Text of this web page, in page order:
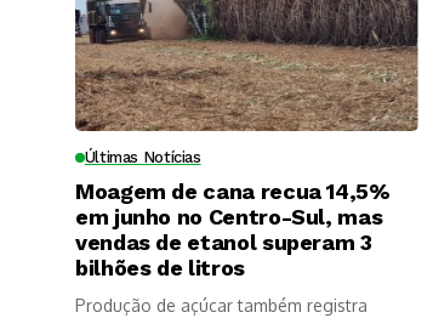
Últimas Notícias
Moagem de cana recua 14,5%
em junho no Centro-Sul, mas
vendas de etanol superam 3
bilhões de litros
Produção de açúcar também registra